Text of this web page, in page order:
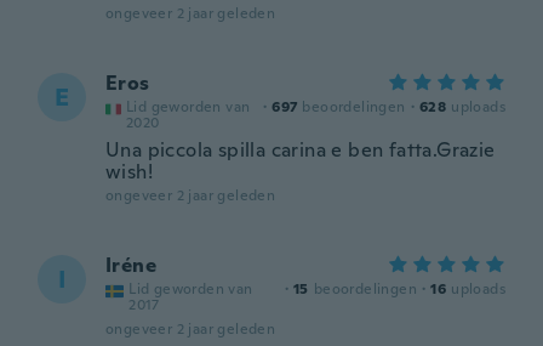
ongeveer 2 jaar geleden
E Eros
Lid geworden van
2020
· 697 beoordelingen · 628 uploads
Una piccola spilla carina e ben fatta.Grazie
wish!
ongeveer 2 jaar geleden
I Iréne
Lid geworden van
2017
· 15 beoordelingen · 16 uploads
ongeveer 2 jaar geleden